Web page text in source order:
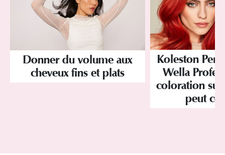
Donner du volume aux
cheveux fins et plats
Koleston
Wella
coloration
peut